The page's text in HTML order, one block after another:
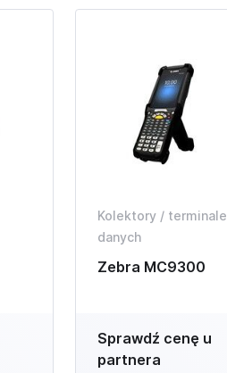
Kolektory / terminale
danych
Zebra MC9300
Sprawdź cenę u
partnera